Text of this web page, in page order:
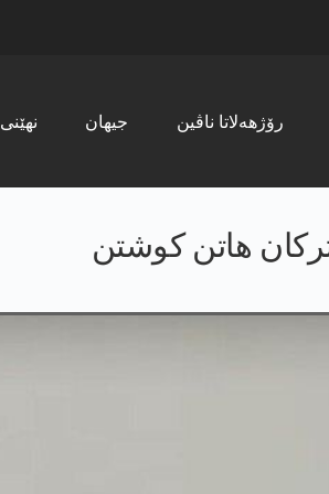
نھێنی جیھان رۆژھەلاتا ناڤین